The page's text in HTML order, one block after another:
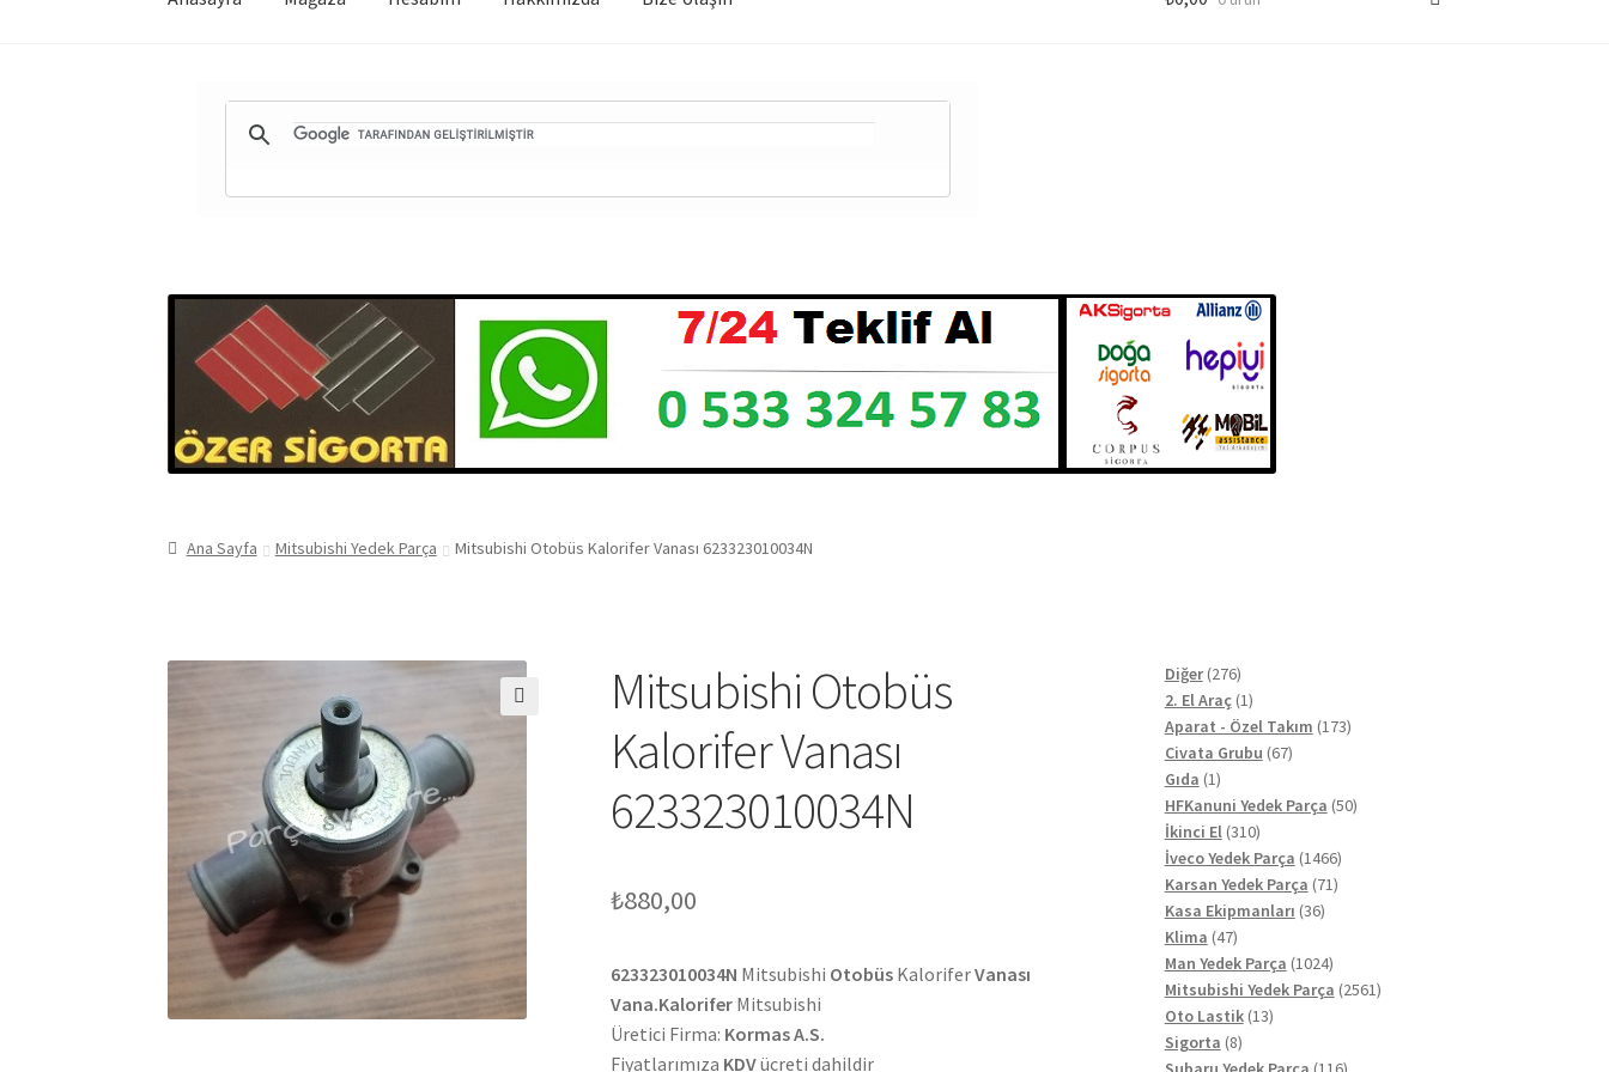
Ana Sayfa Mitsubishi Yedek Parça Mitsubishi Otobüs Kalorifer Vanası 623323010034N
Mitsubishi Otobüs
Kalorifer Vanası
623323010034N
₺880,00
623323010034N Mitsubishi Otobüs KaloriferVanası
Vana.Kalorifer Mitsubishi
Üretici Firma: Kormas A.S.
Fiyatlarımıza KDVücreti dahildir
Diğer 276276
ürün
2. El Araç 11
ürün
Aparat - Özel Takım 173173
Civata Grubu 6767
Gıda 11
ürün
HFKanuni Yedek Parça 5050
İkinci El 310310
ürün
İveco Yedek Parça 14661466
ürün
Karsan Yedek Parça 7171
Kasa Ekipmanları 3636
Klima 4747
ürün
Man Yedek Parça 10241024
ürün
Mitsubishi Yedek Parça 25612561
Oto Lastik 1313
Sigorta 88
ürün
116